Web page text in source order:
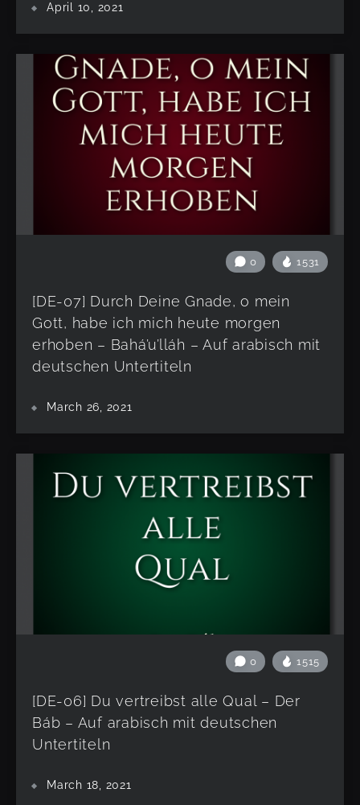
April 10, 2021
0 1531
[DE-07] Durch Deine Gnade, o mein
Gott, habe ich mich heute morgen
erhoben – Bahá’u’lláh – Auf arabisch mit
deutschen Untertiteln
March 26, 2021
0 1515
[DE-06] Du vertreibst alle Qual – Der
Báb – Auf arabisch mit deutschen
Untertiteln
March 18, 2021